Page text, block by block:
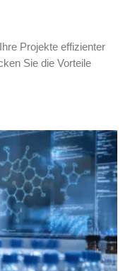
Projekte effizienter
Sie die Vorteile